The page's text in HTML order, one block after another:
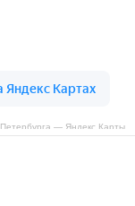
— Яндекс Карты